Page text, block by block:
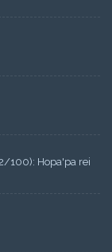
100): Hopa'pa rei